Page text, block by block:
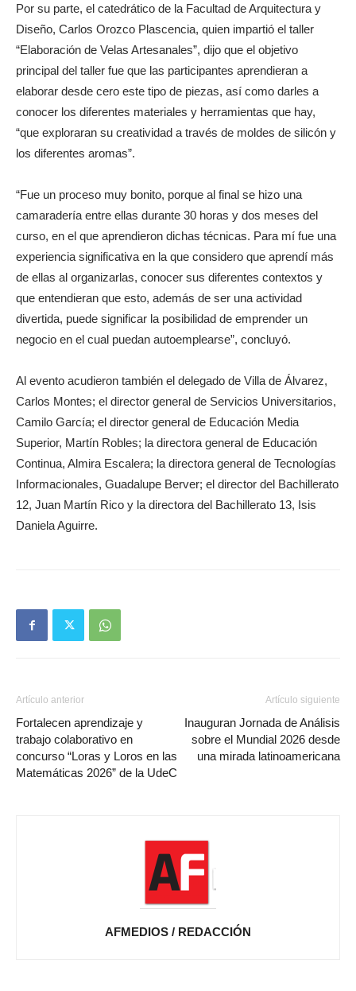
Por su parte, el catedrático de la Facultad de Arquitectura y
Diseño, Carlos Orozco Plascencia, quien impartió el taller
“Elaboración de Velas Artesanales”, dijo que el objetivo
principal del taller fue que las participantes aprendieran a
elaborar desde cero este tipo de piezas, así como darles a
conocer los diferentes materiales y herramientas que hay,
“que exploraran su creatividad a través de moldes de silicón y
los diferentes aromas”.
“Fue un proceso muy bonito, porque al final se hizo una
camaradería entre ellas durante 30 horas y dos meses del
curso, en el que aprendieron dichas técnicas. Para mí fue una
experiencia significativa en la que considero que aprendí más
de ellas al organizarlas, conocer sus diferentes contextos y
que entendieran que esto, además de ser una actividad
divertida, puede significar la posibilidad de emprender un
negocio en el cual puedan autoemplearse”, concluyó.
Al evento acudieron también el delegado de Villa de Álvarez,
Carlos Montes; el director general de Servicios Universitarios,
Camilo García; el director general de Educación Media
Superior, Martín Robles; la directora general de Educación
Continua, Almira Escalera; la directora general de Tecnologías
Informacionales, Guadalupe Berver; el director del Bachillerato
12, Juan Martín Rico y la directora del Bachillerato 13, Isis
Daniela Aguirre.
Artículo anterior
Fortalecen aprendizaje y
trabajo colaborativo en
concurso “Loras y Loros en las
Matemáticas 2026” de la UdeC
Artículo siguiente
Inauguran Jornada de Análisis
sobre el Mundial 2026 desde
una mirada latinoamericana
AFMEDIOS / REDACCIÓN